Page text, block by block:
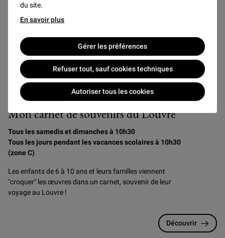
du site.
En savoir plus
Gérer les préférences
Refuser tout, sauf cookies techniques
Autoriser tous les cookies
Mon carnet de souvenirs du Louvre
Ateliers Dès 6 ans Familles
Tous les samedis et dimanches à 10h30
Tous les jours pendant les vacances scolaires à 10h30
(zone C)
Les enfants de 6 à 10 ans et leurs familles viennent
"croquer" les œuvres dans un carnet, souvenir de leur
voyage au Louvre !
Découvrir